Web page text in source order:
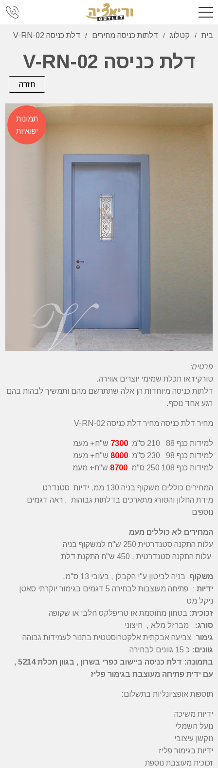
בית / קטלוג / דלתות כניסה מחירים / דלת כניסה V-RN-02
דלת כניסה V-RN-02
תמונות
יפואיות
פרטים:
טורקיז או תכלת שמימי יוצרים אווירה.
דלתות כניסה מיוחדות הן אלה שתתרשם מהם ותמשיך לבהות בהם
רגע אחד נוסף.
מחיר דלת כניסה מחיר דלת כניסה V-RN-02
למידות כנף 88 210 ס"מ 7300 ש"ח+ מעמ
למידות כנף 98 230 ס"מ
8000 ש"ח+ מעמ
למידות כנף 108 250 ס"מ
8700 ש"ח+ מעמ
המחירים כוללים משקוף בניה 130 ממ, ידיות סטנדרט
מידת החלון והסורג מתארכים בדלתות גבוהות , ראה דגמים
נוספים
המחירים לא כוללים מעמ
עלות התקנה סטנדרטית 250 ש"ח למשקוף בניה
עלות התקנה סטנדרטית , 450 ש"ח התקנת דלת
משקוף: בניה לביטון ע"י הקבלן , בעובי 13 ס"מ.
ידיות
: פתיחה מעוצבות לבחירה 5 דגמים בגימור יוקרתי סאטן
ניקל מט
זכוכית: בטחון מחוסמת או טריפלקס חלבי או שקופה
סורג:
מברזל מלא , חיצוני
גימור: צביעה אבקתית אלקטרוסטטית בתנור לעמידות גבוהה
גוונים: כ 15 גוונים לבחירה
בתמונה: דלת כניסה ביישוב כפרי בשרון , בגוון תכלת 5214 ,
עם ידית פתיחה מעוצבת בגימור פליז
תוספות אופציונליות בתשלום:
ידיות משיכה
נועל חשמלי
נוקשן עיצובי
ידיות בגימור פליז
זכוכית מעוצבת נוספת